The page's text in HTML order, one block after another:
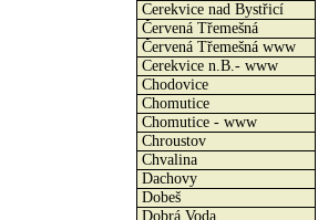
Cerekvice nad Bystřicí
Červená Třemešná
Červená Třemešná www
Cerekvice n.B.- www
Chodovice
Chomutice
Chomutice - www
Chroustov
Chvalina
Dachovy
Dobeš
Dobrá Voda